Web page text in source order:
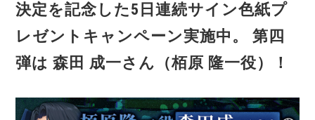
決定を記念した5日連続サイン色紙プ
レゼントキャンペーン実施中。 第四
弾は 森田 成一さん（栢原 隆一役）！